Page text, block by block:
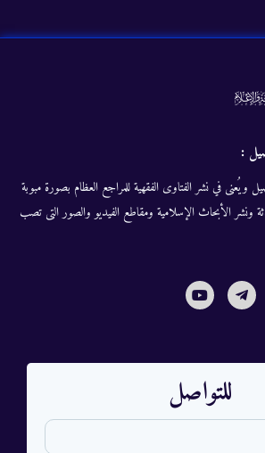
:
ويُعنى في نشر الفتاوى الفقهية للمراجع العظام بصورة مبوبة
ونشر الأبحاث الإسلامية ومقاطع الفيديو والصور التى تصب
للتواصل